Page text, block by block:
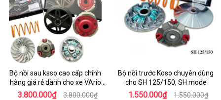
Bộ nồi sau ksso cao cấp chính
hãng giá rẻ dành cho xe VArio
160
3.800.000₫ 3.800.000₫
Bộ nồi trước Koso chuyên dùng
cho SH 125/150, SH mode
1.550.000₫ 1.550.000₫